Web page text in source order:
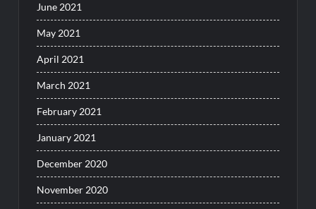
June 2021
May 2021
April 2021
March 2021
February 2021
January 2021
December 2020
November 2020